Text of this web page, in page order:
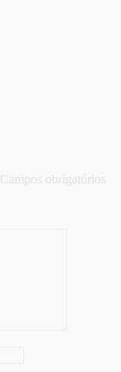
Campos obrigatórios